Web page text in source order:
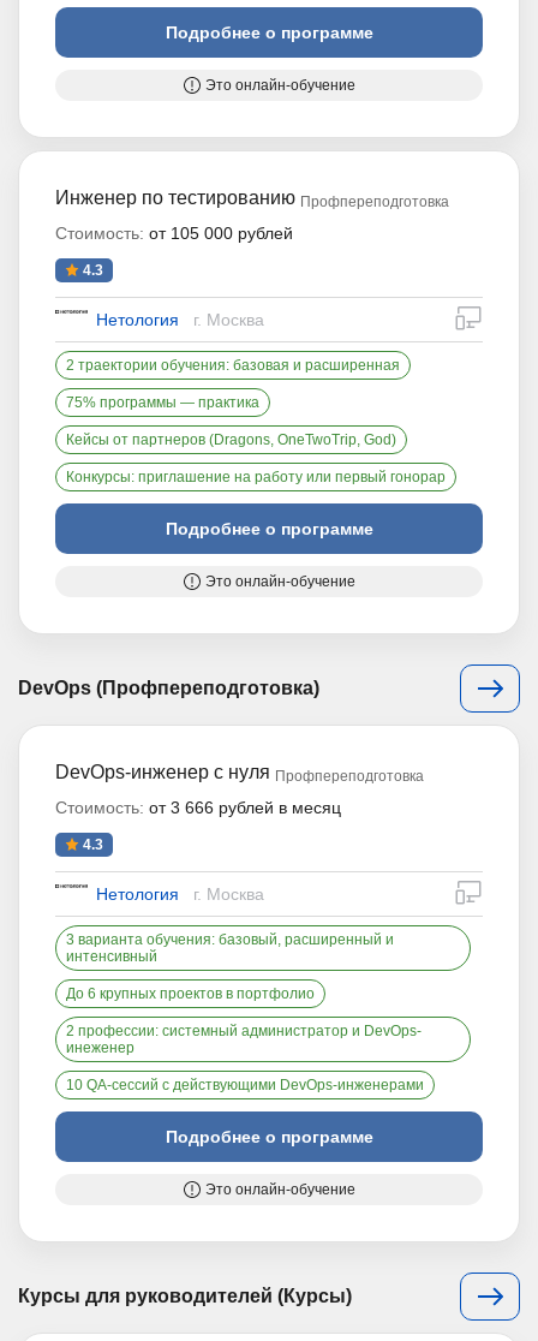
Подробнее о программе
Это онлайн-обучение
Инженер по тестированию Профпереподготовка
Стоимость: от 105 000 рублей
4.3
Нетология г. Москва
2 траектории обучения: базовая и расширенная
75% программы — практика
Кейсы от партнеров (Dragons, OneTwoTrip, God)
Конкурсы: приглашение на работу или первый гонорар
Подробнее о программе
Это онлайн-обучение
DevOps (Профпереподготовка)
DevOps-инженер с нуля Профпереподготовка
Стоимость: от 3 666 рублей в месяц
4.3
Нетология г. Москва
3 варианта обучения: базовый, расширенный и
интенсивный
До 6 крупных проектов в портфолио
2 профессии: системный администратор и DevOps-
инеженер
10 QA-сессий с действующими DevOps-инженерами
Подробнее о программе
Это онлайн-обучение
Курсы для руководителей (Курсы)